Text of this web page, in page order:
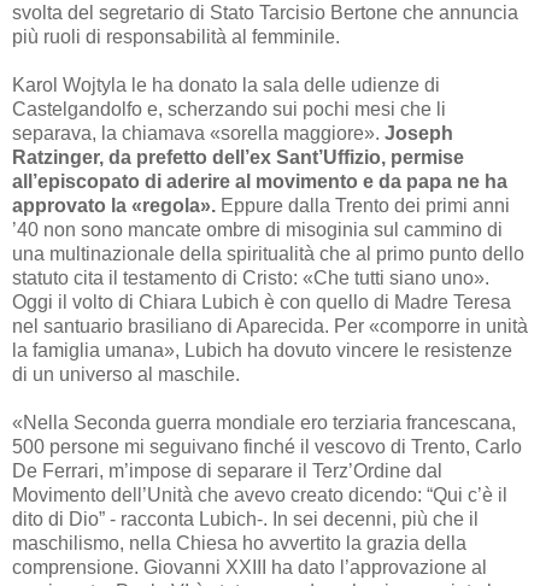
svolta del segretario di Stato Tarcisio Bertone che annuncia
più ruoli di responsabilità al femminile.
Karol Wojtyla le ha donato la sala delle udienze di
Castelgandolfo e, scherzando sui pochi mesi che li
separava, la chiamava «sorella maggiore». Joseph
Ratzinger, da prefetto dell’ex Sant’Uffizio, permise
all’episcopato di aderire al movimento e da papa ne ha
approvato la «regola». Eppure dalla Trento dei primi anni
’40 non sono mancate ombre di misoginia sul cammino di
una multinazionale della spiritualità che al primo punto dello
statuto cita il testamento di Cristo: «Che tutti siano uno».
Oggi il volto di Chiara Lubich è con quello di Madre Teresa
nel santuario brasiliano di Aparecida. Per «comporre in unità
la famiglia umana», Lubich ha dovuto vincere le resistenze
di un universo al maschile.
«Nella Seconda guerra mondiale ero terziaria francescana,
500 persone mi seguivano finché il vescovo di Trento, Carlo
De Ferrari, m’impose di separare il Terz’Ordine dal
Movimento dell’Unità che avevo creato dicendo: “Qui c’è il
dito di Dio” - racconta Lubich-. In sei decenni, più che il
maschilismo, nella Chiesa ho avvertito la grazia della
comprensione. Giovanni XXIII ha dato l’approvazione al